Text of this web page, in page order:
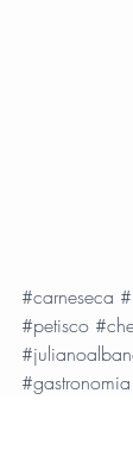
#carneseca
#petisco
#gastronomia